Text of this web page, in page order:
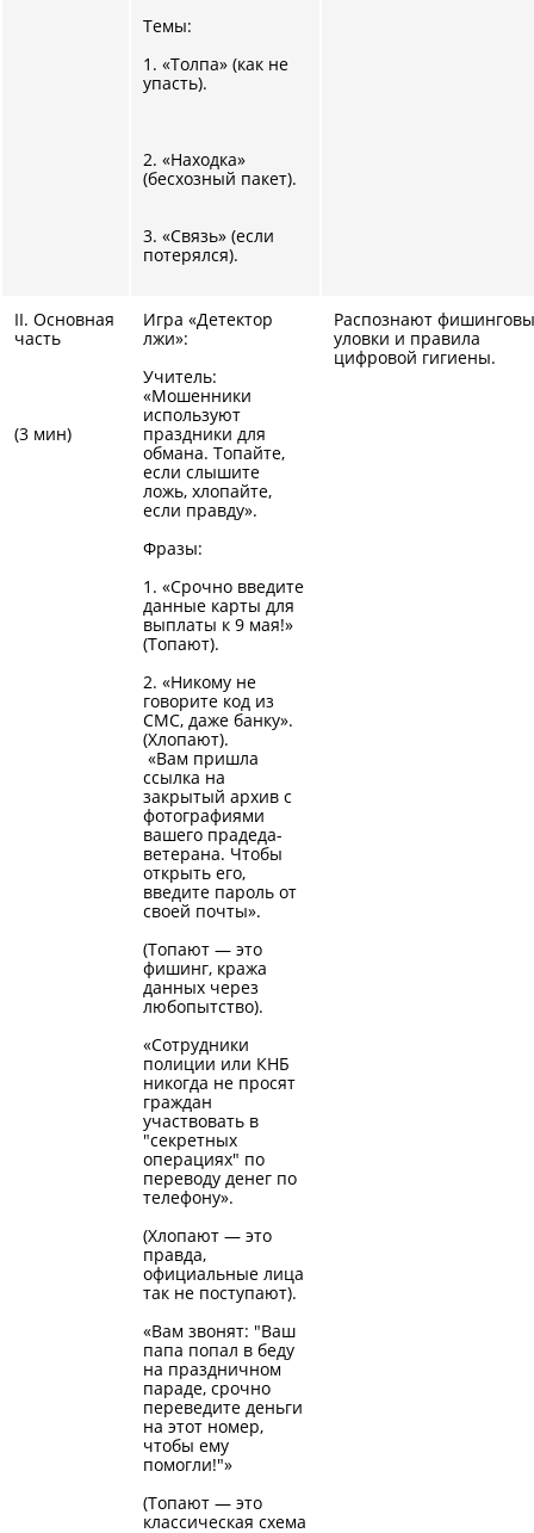
Темы:
1. «Толпа» (как не
упасть).
2. «Находка»
(бесхозный пакет).
3. «Связь» (если
потерялся).
II. Основная
часть
(3 мин)
Игра «Детектор
лжи»:
Учитель:
«Мошенники
используют
праздники для
обмана. Топайте,
если слышите
ложь, хлопайте,
если правду».
Фразы:
1. «Срочно введите
данные карты для
выплаты к 9 мая!»
(Топают).
2. «Никому не
говорите код из
СМС, даже банку».
(Хлопают).
«Вам пришла
ссылка на
закрытый архив с
фотографиями
вашего прадеда-
ветерана. Чтобы
открыть его,
введите пароль от
своей почты».
(Топают — это
фишинг, кража
данных через
любопытство).
«Сотрудники
полиции или КНБ
никогда не просят
граждан
участвовать в
"секретных
операциях" по
переводу денег по
телефону».
(Хлопают — это
правда,
официальные лица
так не поступают).
«Вам звонят: "Ваш
папа попал в беду
на праздничном
параде, срочно
переведите деньги
на этот номер,
чтобы ему
помогли!"»
(Топают — это
классическая схема
Распознают
уловки и правила
цифровой гигиены.